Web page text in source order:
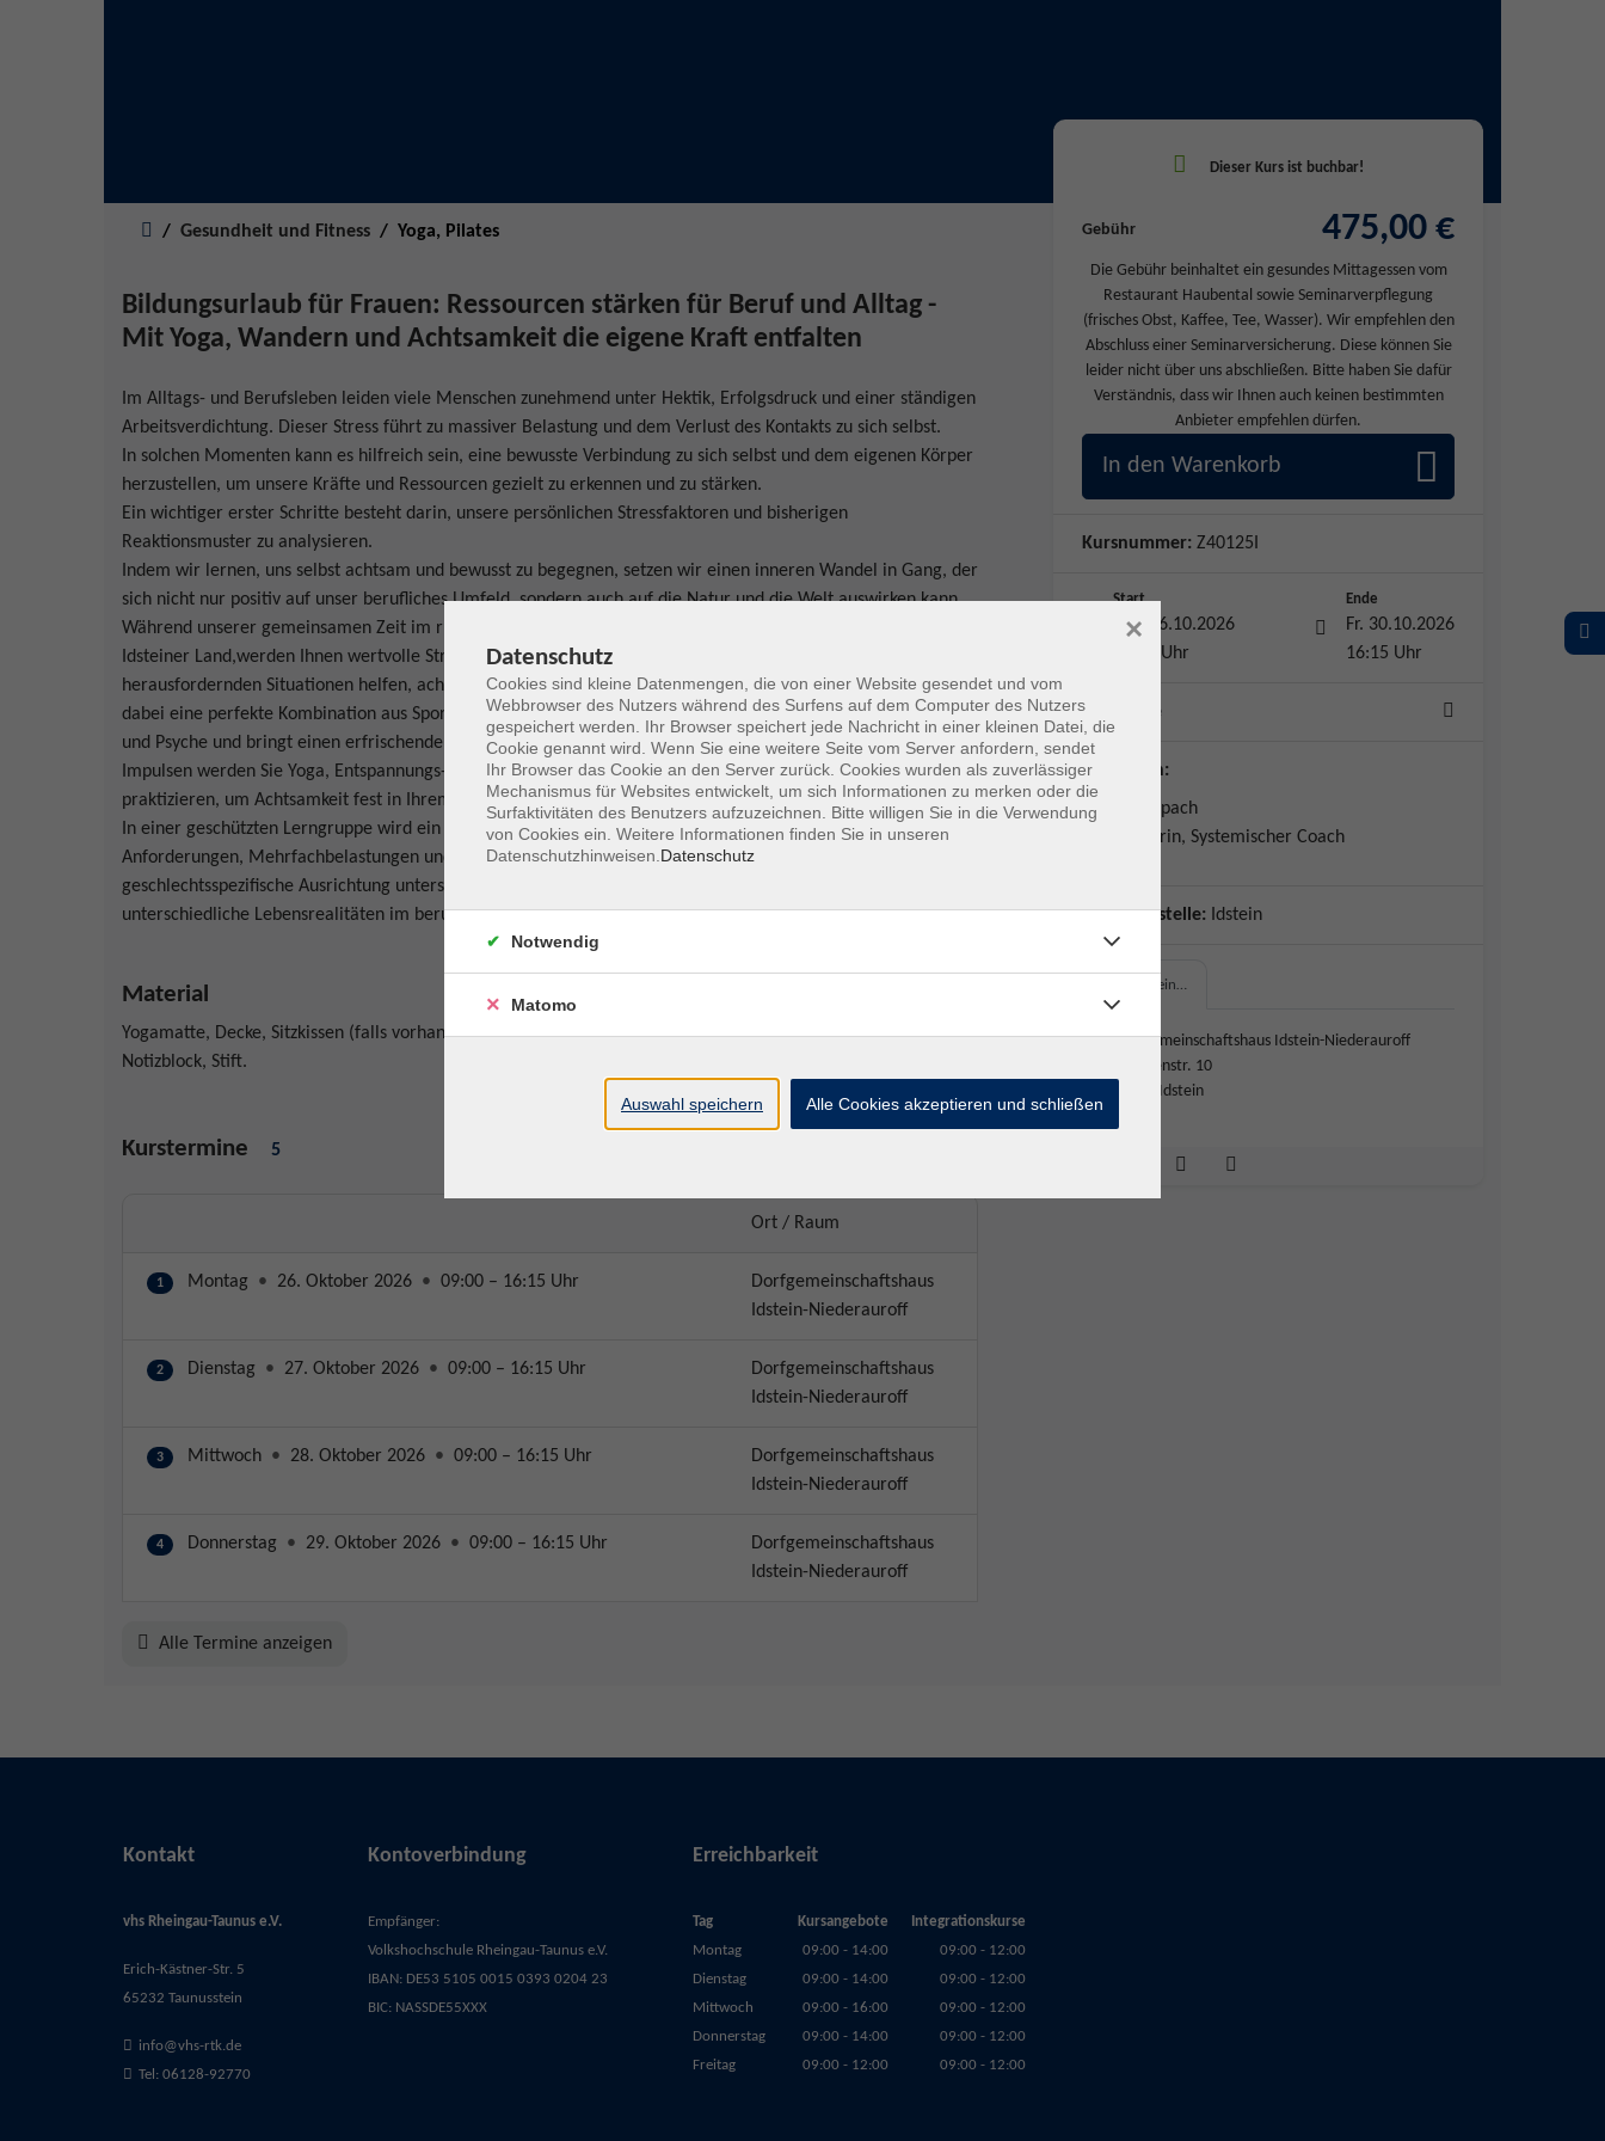
Gesundheit und Fitness
Yoga, Pilates
Bildungsurlaub für Frauen: Ressourcen stärken für Beruf und Alltag -
Mit Yoga, Wandern und Achtsamkeit die eigene Kraft entfalten
Im Alltags- und Berufsleben leiden viele Menschen zunehmend unter Hektik, Erfolgsdruck und einer ständigen
Arbeitsverdichtung. Dieser Stress führt zu massiver Belastung und dem Verlust des Kontakts zu sich selbst.
In solchen Momenten kann es hilfreich sein, eine bewusste Verbindung zu sich selbst und dem eigenen Körper
herzustellen, um unsere Kräfte und Ressourcen gezielt zu erkennen und zu stärken.
Ein wichtiger erster Schritte besteht darin, unsere persönlichen Stressfaktoren und bisherigen
Reaktionsmuster zu analysieren.
Indem wir lernen, uns selbst achtsam und bewusst zu begegnen, setzen wir einen inneren Wandel in Gang, der
sich nicht nur positiv auf unser berufliches Umfeld, sondern auch auf die Natur und die Welt auswirken kann.
Während unserer gemeinsamen Zeit im ruhigen und gechillten Idstein-Niederauroff, einem netten Örtchen im
Idsteiner Land,werden Ihnen wertvolle Strategien und Methoden vermittelt, die Ihnen im Alltag bei
herausfordernden Situationen helfen, achtsam mit sich selbst und Ihrem Körper umzugehen. Wandern bietet
dabei eine perfekte Kombination aus Sport und Meditation. Bewegung im Freien stärkt nachweislich Körper
und Psyche und bringt einen erfrischenden Perspektivenwechsel für mehr Gelassenheit. Neben inspirierenden
Impulsen werden Sie Yoga, Entspannungs- und Atemübungen sowie achtsames Wandern und Meditation
praktizieren, um Achtsamkeit fest in Ihrem Leben zu verankern. Dieser Bildungsurlaub richtet sich an Frauen.
In einer geschützten Lerngruppe wird ein Rahmen geschaffen, der einen offenen Austausch über berufliche
Anforderungen, Mehrfachbelastungen und individuelle Entwicklungsfragen ermöglicht. Die
geschlechtsspezifische Ausrichtung unterstützt eine vertrauensvolle Arbeitsatmosphäre und berücksichtigt
unterschiedliche Lebensrealitäten im beruflichen Kontext.
Material
Yogamatte, Decke, Sitzkissen (falls vorhanden), bequeme, wetterfeste Kleidung, Sportschuhe/Wanderschuhe,
Notizblock, Stift.
Kurstermine 5
Ort / Raum
1 Montag • 26. Oktober 2026 • 09:00 – 16:15 Uhr
Dorfgemeinschaftshaus
Idstein-Niederauroff
2 Dienstag • 27. Oktober 2026 • 09:00 – 16:15 Uhr
Dorfgemeinschaftshaus
Idstein-Niederauroff
3 Mittwoch • 28. Oktober 2026 • 09:00 – 16:15 Uhr
Dorfgemeinschaftshaus
Idstein-Niederauroff
4 Donnerstag • 29. Oktober 2026 • 09:00 – 16:15 Uhr
Dorfgemeinschaftshaus
Idstein-Niederauroff
Alle Termine anzeigen
Gebühr 475,00 €
Die Gebühr beinhaltet ein gesundes Mittagessen vom
Restaurant Haubental sowie Seminarverpflegung
(frisches Obst, Kaffee, Tee, Wasser). Wir empfehlen den
Abschluss einer Seminarversicherung. Diese können Sie
leider nicht über uns abschließen. Bitte haben Sie dafür
Verständnis, dass wir Ihnen auch keinen bestimmten
Anbieter empfehlen dürfen.
In den Warenkorb
Kursnummer: Z40125I
Start
Mo. 26.10.2026
09:00 Uhr
Ende
Fr. 30.10.2026
16:15 Uhr
5 Termine
Dozent*in:
Sarah Raupach
Yogalehrerin, Systemischer Coach
Geschäftsstelle: Idstein
Dorfgemein…
Dorfgemeinschaftshaus Idstein-Niederauroff
Brunnenstr. 10
65510 Idstein
Kontakt
vhs Rheingau-Taunus e.V.
Erich-Kästner-Str. 5
65232 Taunusstein
info@vhs-rtk.de
Tel: 06128-92770
Kontoverbindung
Empfänger:
Volkshochschule Rheingau-Taunus e.V.
IBAN: DE53 5105 0015 0393 0204 23
BIC: NASSDE55XXX
Erreichbarkeit
Tag Kursangebote
Integrationskurse
Montag
09:00 - 14:00
09:00 - 12:00
Dienstag
09:00 - 14:00
09:00 - 12:00
Mittwoch
09:00 - 16:00
09:00 - 12:00
Donnerstag
09:00 - 14:00
09:00 - 12:00
Freitag
09:00 - 12:00 09:00 - 12:00
Datenschutz
Cookies sind kleine Datenmengen, die von einer Website gesendet und vom
Webbrowser des Nutzers während des Surfens auf dem Computer des Nutzers
gespeichert werden. Ihr Browser speichert jede Nachricht in einer kleinen Datei, die
Cookie genannt wird. Wenn Sie eine weitere Seite vom Server anfordern, sendet
Ihr Browser das Cookie an den Server zurück. Cookies wurden als zuverlässiger
Mechanismus für Websites entwickelt, um sich Informationen zu merken oder die
Surfaktivitäten des Benutzers aufzuzeichnen. Bitte willigen Sie in die Verwendung
von Cookies ein. Weitere Informationen finden Sie in unseren
Datenschutzhinweisen. Datenschutz
×
Notwendig
Matomo
Auswahl speichern Alle Cookies akzeptieren und schließen